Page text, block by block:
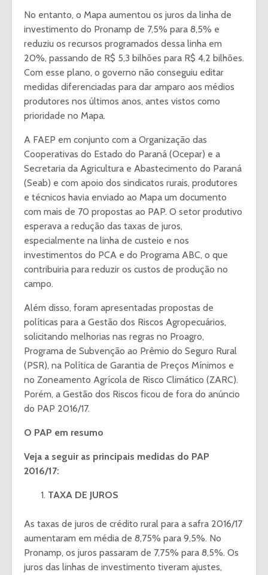
No entanto, o Mapa aumentou os juros da linha de
investimento do Pronamp de 7,5% para 8,5% e
reduziu os recursos programados dessa linha em
20%, passando de R$ 5,3 bilhões para R$ 4,2 bilhões.
Com esse plano, o governo não conseguiu editar
medidas diferenciadas para dar amparo aos médios
produtores nos últimos anos, antes vistos como
prioridade no Mapa.
A FAEP em conjunto com a Organização das
Cooperativas do Estado do Paraná (Ocepar) e a
Secretaria da Agricultura e Abastecimento do Paraná
(Seab) e com apoio dos sindicatos rurais, produtores
e técnicos havia enviado ao Mapa um documento
com mais de 70 propostas ao PAP. O setor produtivo
esperava a redução das taxas de juros,
especialmente na linha de custeio e nos
investimentos do PCA e do Programa ABC, o que
contribuiria para reduzir os custos de produção no
campo.
Além disso, foram apresentadas propostas de
políticas para a Gestão dos Riscos Agropecuários,
solicitando melhorias nas regras no Proagro,
Programa de Subvenção ao Prêmio do Seguro Rural
(PSR), na Política de Garantia de Preços Mínimos e
no Zoneamento Agrícola de Risco Climático (ZARC).
Porém, a Gestão dos Riscos ficou de fora do anúncio
do PAP 2016/17.
O PAP em resumo
Veja a seguir as principais medidas do PAP
2016/17:
TAXA DE JUROS
As taxas de juros de crédito rural para a safra 2016/17
aumentaram em média de 8,75% para 9,5%. No
Pronamp, os juros passaram de 7,75% para 8,5%. Os
juros das linhas de investimento tiveram ajustes,